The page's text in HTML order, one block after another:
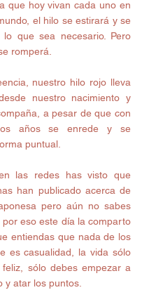
que hoy vivan cada uno en
el hilo se estirará y se
lo que sea necesario. Pero
romperá.
nuestro hilo rojo lleva
nuestro nacimiento y
a pesar de que con
años se enrede y se
puntual.
las redes has visto que
han publicado acerca de
pero aún no sabes
por eso este día la comparto
entiendas que nada de los
es casualidad, la vida sólo
sólo debes empezar a
y atar los puntos.